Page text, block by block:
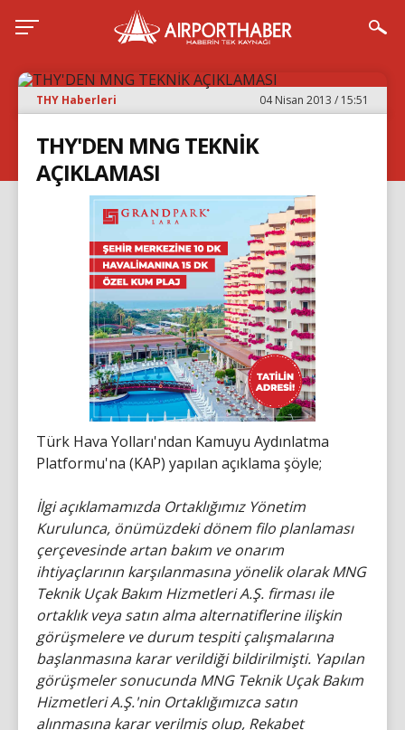
THY Haberleri 04 Nisan 2013 / 15:51
THY'DEN MNG TEKNİK
AÇIKLAMASI
Türk Hava Yolları'ndan Kamuyu Aydınlatma
Platformu'na (KAP) yapılan açıklama şöyle;
İlgi açıklamamızda Ortaklığımız Yönetim
Kurulunca, önümüzdeki dönem filo planlaması
çerçevesinde artan bakım ve onarım
ihtiyaçlarının karşılanmasına yönelik olarak MNG
Teknik Uçak Bakım Hizmetleri A.Ş. firması ile
ortaklık veya satın alma alternatiflerine ilişkin
görüşmelere ve durum tespiti çalışmalarına
başlanmasına karar verildiği bildirilmişti. Yapılan
görüşmeler sonucunda MNG Teknik Uçak Bakım
Hizmetleri A.Ş.'nin Ortaklığımızca satın
alınmasına karar verilmiş olup, Rekabet